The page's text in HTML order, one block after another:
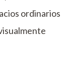
ordinarios